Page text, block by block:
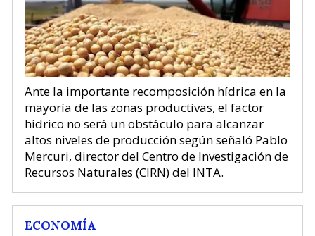
Ante la importante recomposición hídrica en la
mayoría de las zonas productivas, el factor
hídrico no será un obstáculo para alcanzar
altos niveles de producción según señaló Pablo
Mercuri, director del Centro de Investigación de
Recursos Naturales (CIRN) del INTA.
ECONOMÍA